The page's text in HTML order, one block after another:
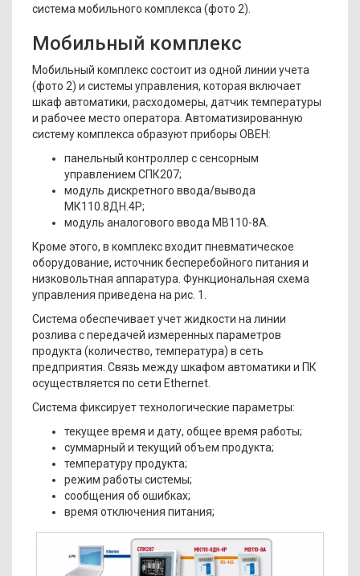
система мобильного комплекса (фото 2).
Мобильный комплекс
Мобильный комплекс состоит из одной линии учета
(фото 2) и системы управления, которая включает
шкаф автоматики, расходомеры, датчик температуры
и рабочее место оператора. Автоматизированную
систему комплекса образуют приборы ОВЕН:
панельный контроллер с сенсорным
управлением СПК207;
модуль дискретного ввода/вывода
МК110.8ДН.4Р;
модуль аналогового ввода МВ110-8А.
Кроме этого, в комплекс входит пневматическое
оборудование, источник бесперебойного питания и
низковольтная аппаратура. Функциональная схема
управления приведена на рис. 1.
Система обеспечивает учет жидкости на линии
розлива с передачей измеренных параметров
продукта (количество, температура) в сеть
предприятия. Связь между шкафом автоматики и ПК
осуществляется по сети Ethernet.
Система фиксирует технологические параметры:
текущее время и дату, общее время работы;
суммарный и текущий объем продукта;
температуру продукта;
режим работы системы;
сообщения об ошибках;
время отключения питания;